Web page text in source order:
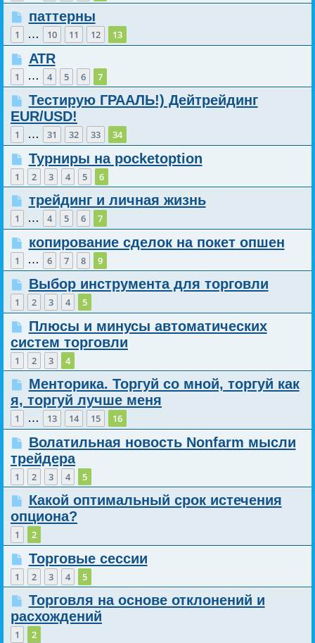
паттерны
1 … 10 11 12 13
ATR
1 … 4 5 6 7
Тестирую ГРААЛЬ!) Дейтрейдинг
EUR/USD!
1 … 31 32 33 34
Турниры на pocketoption
1 2 3 4 5 6
трейдинг и личная жизнь
1 … 4 5 6 7
копирование сделок на покет опшен
1 … 6 7 8 9
Выбор инструмента для торговли
1 2 3 4 5
Плюсы и минусы автоматических
систем торговли
1 2 3 4
Менторика. Торгуй со мной, торгуй как
я, торгуй лучше меня
1 … 13 14 15 16
Волатильная новость Nonfarm мысли
трейдера
1 2 3 4 5
Какой оптимальный срок истечения
опциона?
1 2
Торговые сессии
1 2 3 4 5
Торговля на основе отклонений и
расхождений
1 2